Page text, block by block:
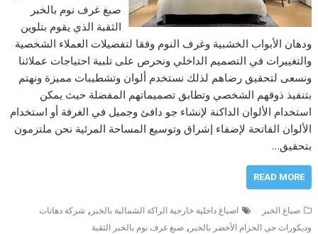
صبغ غرف نوم بالخبر
الثقبة الذي يقوم بتلوين
ودهان الأبواب الخشبية وغرف النوم وفقا لتفضيلات العملاء الشخصية
والتغييرات في التصميم الداخلي ونحرص على تلبية احتياجات عملائنا
ونسعى لتحقيق رضاهم لذلك نستخدم ألوان وتشطيبات مميزة ونهتم
بتنفيذ ذوقهم الشخصي وتطابق تصميماتهم المفضلة حيث يمكن
استخدام الألوان الداكنة لإنشاء جو دافئ وجميل في الغرفة أو استخدام
الألوان الفاتحة لإضفاء إشراق وتوسيع المساحة المرئية نحن ملتزمون
بتحقيق…
READ MORE
صباغ الخبر اصباغ داخلية خارجية الراكة الشمالية بالخبر , شركة دهانات
وديكورات حي الحزام الأخضر بالخبر ,صبغ غرف نوم بالخبر الثقبة